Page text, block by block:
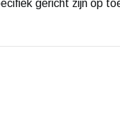
gericht zijn op